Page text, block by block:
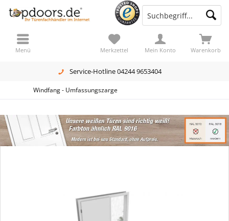
Service-Hotline 04244 9653404
Warenkorb
Merkzettel Mein Konto
Menü
Windfang - Umfassungszarge